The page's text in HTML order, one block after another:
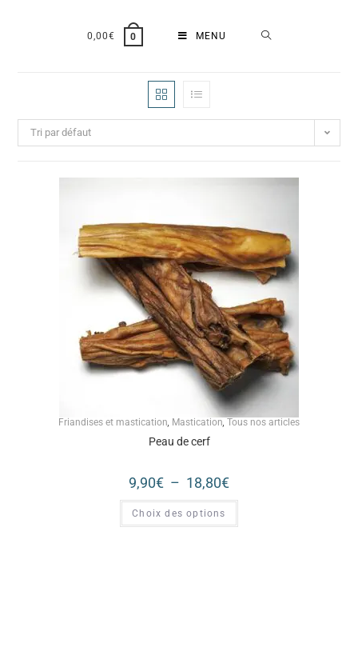
0,00€ 0 MENU
Tri par défaut
Friandises et mastication, Mastication, Tous nos articles
Peau de cerf
9,90€ – 18,80€
Choix des options